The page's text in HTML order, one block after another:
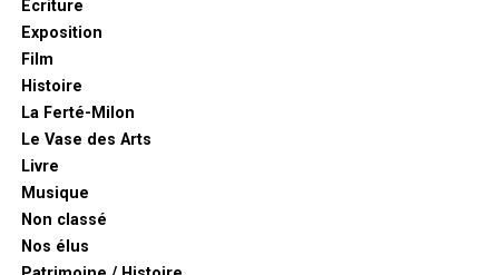
Ecriture
Exposition
Film
Histoire
La Ferté-Milon
Le Vase des Arts
Livre
Musique
Non classé
Nos élus